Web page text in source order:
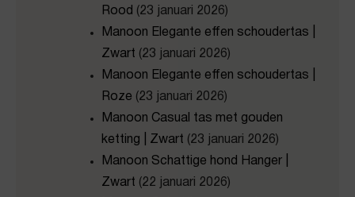
Rood (23 januari 2026)
Manoon Elegante effen schoudertas |
Zwart (23 januari 2026)
Manoon Elegante effen schoudertas |
Roze (23 januari 2026)
Manoon Casual tas met gouden
ketting | Zwart (23 januari 2026)
Manoon Schattige hond Hanger |
Zwart (22 januari 2026)